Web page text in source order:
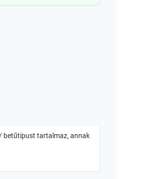
betűtípust tartalmaz, annak